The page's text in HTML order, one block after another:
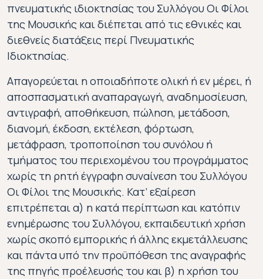
πνευματικής ιδιοκτησίας του Συλλόγου Οι Φίλοι
της Μουσικής και διέπεται από τις εθνικές και
διεθνείς διατάξεις περί Πνευματικής
Ιδιοκτησίας.
Απαγορεύεται η οποιαδήποτε ολική ή εν μέρει, ή
αποσπασματική αναπαραγωγή, αναδημοσίευση,
αντιγραφή, αποθήκευση, πώληση, μετάδοση,
διανομή, έκδοση, εκτέλεση, φόρτωση,
μετάφραση, τροποποίηση του συνόλου ή
τμήματος του περιεχομένου του προγράμματος
χωρίς τη ρητή έγγραφη συναίνεση του Συλλόγου
Οι Φίλοι της Μουσικής. Κατ’ εξαίρεση
επιτρέπεται α) η κατά περίπτωση και κατόπιν
ενημέρωσης του Συλλόγου, εκπαιδευτική χρήση
χωρίς σκοπό εμπορικής ή άλλης εκμετάλλευσης
και πάντα υπό την προϋπόθεση της αναγραφής
της πηγής προέλευσής του και β) η χρήση του